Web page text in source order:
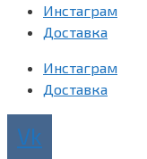
Инстаграм
Доставка
Инстаграм
Доставка
Vk